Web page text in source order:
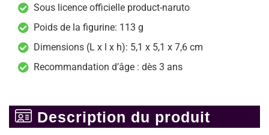
Sous licence officielle product-naruto
Poids de la figurine: 113 g
Dimensions (L x l x h): 5,1 x 5,1 x 7,6 cm
Recommandation d’âge : dès 3 ans
Description du produit